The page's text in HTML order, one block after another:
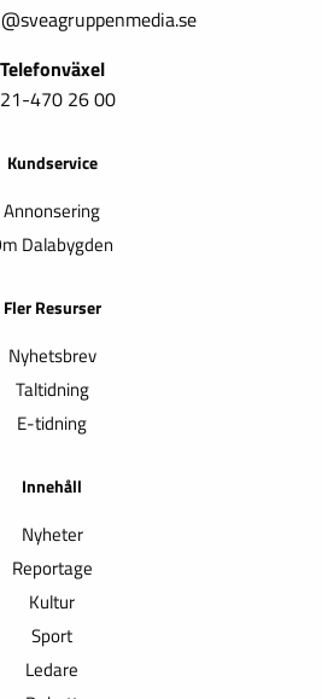
Telefonväxel
470 26 00
Kundservice
Annonsering
Dalabygden
Fler Resurser
Nyhetsbrev
Taltidning
E-tidning
Innehåll
Nyheter
Reportage
Kultur
Sport
Ledare